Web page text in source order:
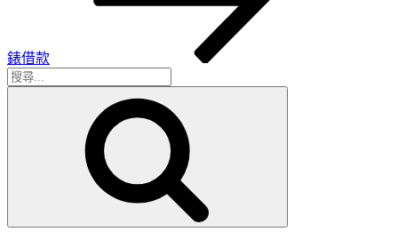
錶借款
搜